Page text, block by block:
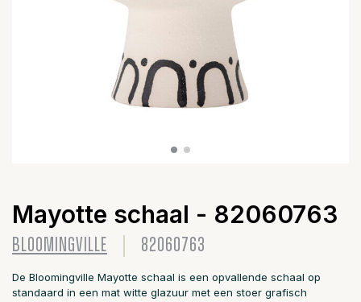
Mayotte schaal - 82060763
BLOOMINGVILLE 82060763
De Bloomingville Mayotte schaal is een opvallende schaal op
standaard in een mat witte glazuur met een stoer grafisch